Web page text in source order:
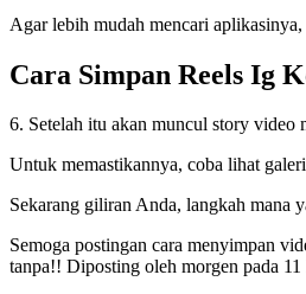
Agar lebih mudah mencari
Cara Simpan Reels Ig
6. Setelah itu akan muncul story
Untuk memastikannya, coba lihat
Sekarang giliran Anda, langkah mana
Semoga postingan cara menyimpan
tanpa!! Diposting oleh morgen pada 11